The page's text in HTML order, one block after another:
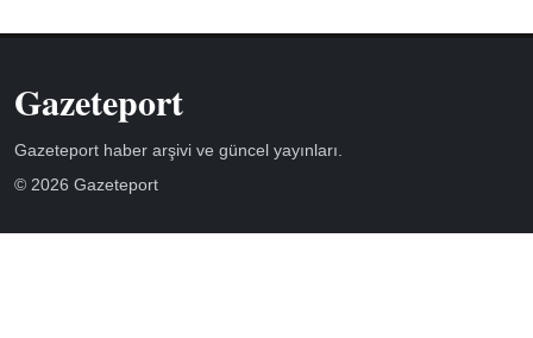
Gazeteport
Gazeteport haber arşivi ve güncel yayınları.
© 2026 Gazeteport